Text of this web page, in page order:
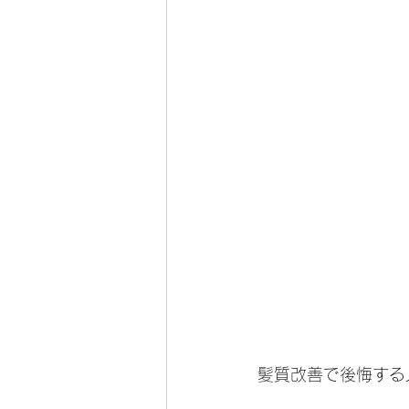
髪質改善で後悔す